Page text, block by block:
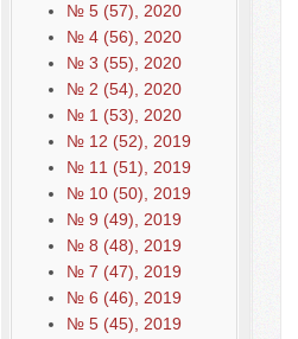
№ 5 (57), 2020
№ 4 (56), 2020
№ 3 (55), 2020
№ 2 (54), 2020
№ 1 (53), 2020
№ 12 (52), 2019
№ 11 (51), 2019
№ 10 (50), 2019
№ 9 (49), 2019
№ 8 (48), 2019
№ 7 (47), 2019
№ 6 (46), 2019
№ 5 (45), 2019